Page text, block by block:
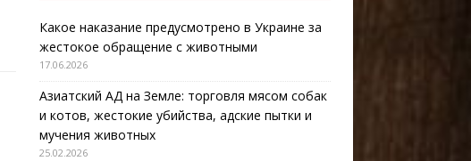
Какое наказание предусмотрено в Украине за
жестокое обращение с животными
17.06.2026
Азиатский АД на Земле: торговля мясом собак
и котов, жестокие убийства, адские пытки и
мучения животных
25.02.2026